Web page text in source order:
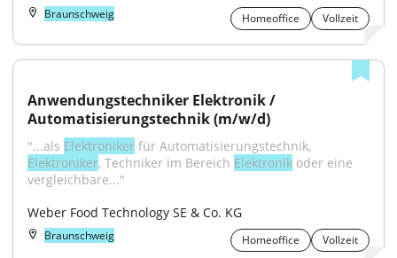
Braunschweig Homeoffice Vollzeit
Anwendungstechniker Elektronik /
Automatisierungstechnik (m/w/d)
"...als Elektroniker
Elektroniker, Techniker im Bereich Elektronik oder eine
vergleichbare..."
Weber Food Technology SE & Co. KG
Braunschweig Homeoffice Vollzeit